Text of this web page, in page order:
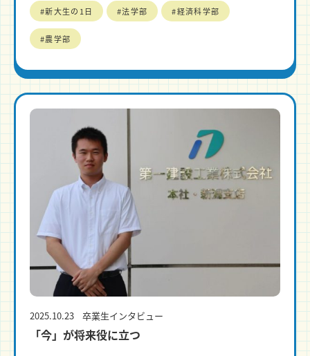
#新大生の1日 #法学部 #経済科学部
#農学部
2025.10.23 卒業生インタビュー
「今」が将来役に立つ